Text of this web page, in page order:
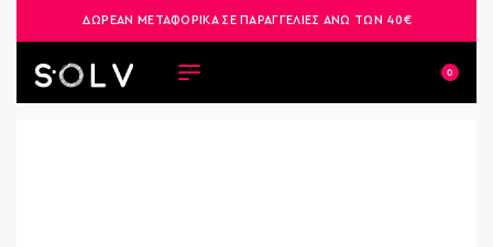
ΔΩΡΕΑΝ ΜΕΤΑΦΟΡΙΚΑ ΣΕ ΠΑΡΑΓΓΕΛΙΕΣ ΑΝΩ ΤΩΝ 40€
0